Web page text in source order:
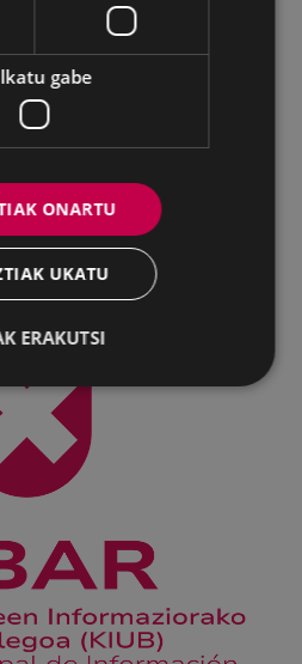
27an
erabakiak
gabe
ONARTU
UKATU
ERAKUTSI